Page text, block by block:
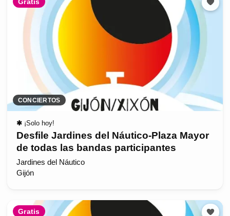
Gratis
CONCIERTOS
✱ ¡Solo hoy!
Desfile Jardines del Náutico-Plaza Mayor
de todas las bandas participantes
Jardines del Náutico
Gijón
Gratis